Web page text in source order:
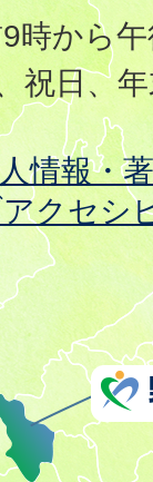
時から
祝日、
情報・
クセシ